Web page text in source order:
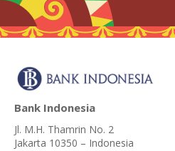
Bank Indonesia
Jl. M.H. Thamrin No. 2
Jakarta 10350 – Indonesia